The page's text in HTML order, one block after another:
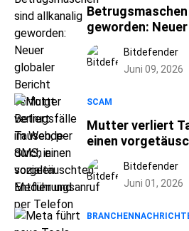
geworden:
verfolgt
SMS, in sozialen
Telefon
Bitdefender
Juni 09, 2026
SCAM
Mutter verliert
einen
Entführungsanruf
Bitdefender
Juni 01, 2026